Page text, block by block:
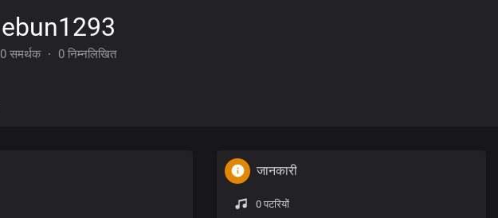
ebun1293
0 समर्थक · 0 निम्नलिखित
जानकारी
0 पटरियों